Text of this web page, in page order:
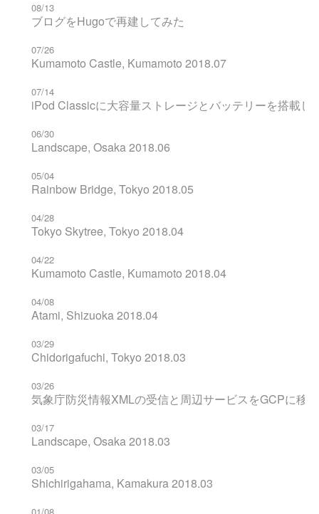
08/13
ブログをHugoで再建してみた
07/26
Kumamoto Castle, Kumamoto 2018.07
07/14
iPod Classicに大容量ストレージとバッテリーを搭載し
06/30
Landscape, Osaka 2018.06
05/04
Rainbow Bridge, Tokyo 2018.05
04/28
Tokyo Skytree, Tokyo 2018.04
04/22
Kumamoto Castle, Kumamoto 2018.04
04/08
Atami, Shizuoka 2018.04
03/29
Chidorigafuchi, Tokyo 2018.03
03/26
気象庁防災情報XMLの受信と周辺サービスをGCPに移
03/17
Landscape, Osaka 2018.03
03/05
Shichirigahama, Kamakura 2018.03